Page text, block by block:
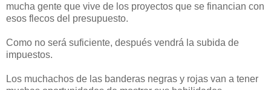
mucha gente que vive de los proyectos que se financian con
esos flecos del presupuesto.
Como no será suficiente, después vendrá la subida de
impuestos.
Los muchachos de las banderas negras y rojas van a tener